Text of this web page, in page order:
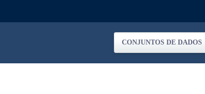
CONJUNTOS DE DADOS